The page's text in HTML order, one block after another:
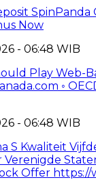
SpinPanda
Now
- 06:48 WIB
Play Web-
◦
- 06:48 WIB
S Kwaliteit
Verenigde
Offer https://